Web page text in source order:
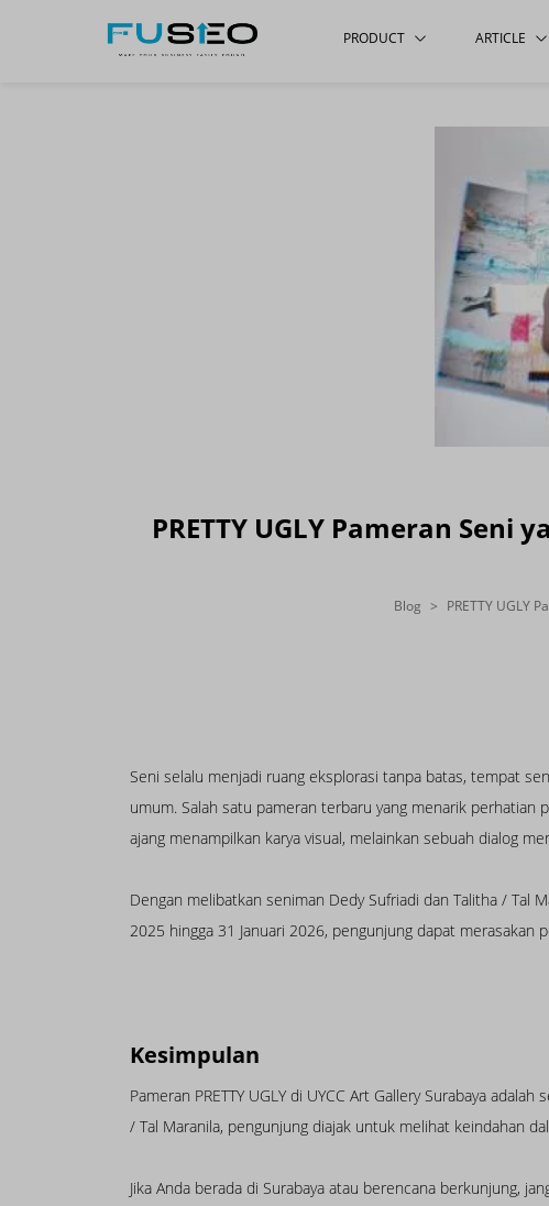
PRODUCT ARTICLE
PRETTY UGLY Pameran
Blog PRETTY UGLY
Seni selalu menjadi ruang eksplorasi tanpa batas, tempat
umum. Salah satu pameran terbaru yang menarik perhatian
ajang menampilkan karya visual, melainkan sebuah dialog
Dengan melibatkan seniman Dedy Sufriadi dan Talitha / Tal
2025 hingga 31 Januari 2026, pengunjung dapat
Kesimpulan
Pameran PRETTY UGLY di UYCC Art Gallery Surabaya
/ Tal Maranila, pengunjung diajak untuk melihat keindahan
Jika Anda berada di Surabaya atau berencana berkunjung,